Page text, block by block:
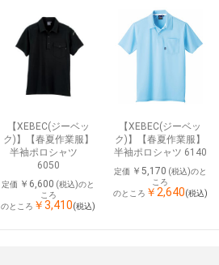
【XEBEC(ジーベッ
ク)】【春夏作業服】
半袖ポロシャツ
6050
定価 ￥6,600 (税込)のと
ころ
のところ ￥3,410(税込)
【XEBEC(ジーベッ
ク)】【春夏作業服】
半袖ポロシャツ 6140
定価 ￥5,170 (税込)のと
ころ
のところ ￥2,640(税込)